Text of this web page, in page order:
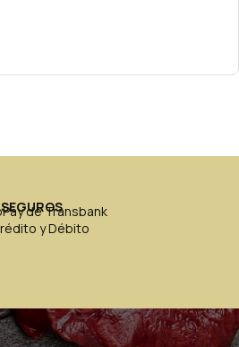
de Transbank
y Débito